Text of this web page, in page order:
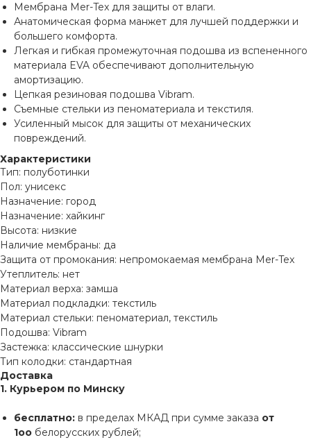
Мембрана Mer-Tex для защиты от влаги.
Анатомическая форма манжет для лучшей поддержки и
большего комфорта.
Легкая и гибкая промежуточная подошва из вспененного
материала EVA обеспечивают дополнительную
амортизацию.
Цепкая резиновая подошва Vibram.
Съемные стельки из пеноматериала и текстиля.
Усиленный мысок для защиты от механических
повреждений.
Характеристики
Тип: полуботинки
Пол: унисекс
Назначение: город
Назначение: хайкинг
Высота: низкие
Наличие мембраны: да
Защита от промокания: непромокаемая мембрана Mer-Tex
Утеплитель: нет
Материал верха: замша
Материал подкладки: текстиль
Материал стельки: пеноматериал, текстиль
Подошва: Vibram
Застежка: классические шнурки
Тип колодки: стандартная
Доставка
1. Курьером по Минску
бесплатно: в пределах МКАД при сумме заказа от
1оо белорусских рублей;